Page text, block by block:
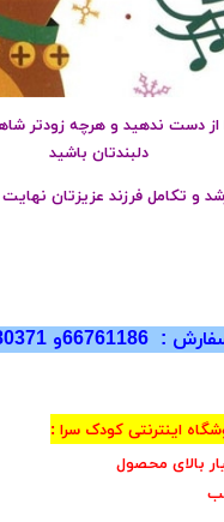
دست ندهید و هرچه زودتر
دلبندتان باشید
و تکامل فرزند عزیزتان
77180371-
اینترنتی کودک سرا :
بالای محصول